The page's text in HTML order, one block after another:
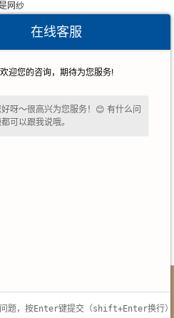
网纱
式
在线客服
欢迎您的咨询，期待为您服务!
呀～很高兴为您服务！😊 有什么问
可以跟我说哦。